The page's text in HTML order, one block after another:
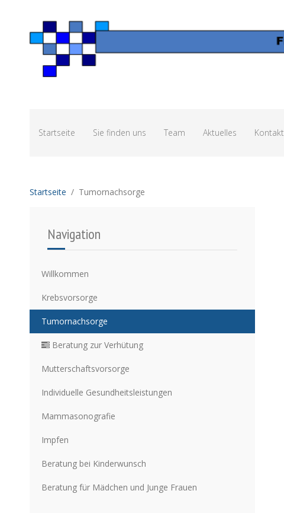
Startseite Sie finden uns Team Aktuelles Kontakt
Startseite Tumornachsorge
Navigation
Willkommen
Krebsvorsorge
Tumornachsorge
Beratung zur Verhütung
Mutterschaftsvorsorge
Individuelle Gesundheitsleistungen
Mammasonografie
Impfen
Beratung bei Kinderwunsch
Beratung für Mädchen und Junge Frauen